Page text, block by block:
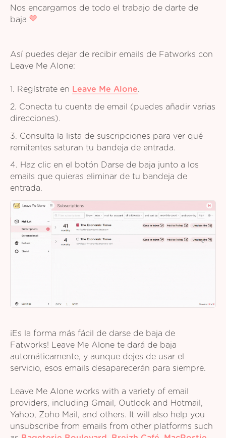
Nos encargamos de todo el trabajo de darte de
baja
Así puedes dejar de recibir emails de Fatworks con
Leave Me Alone:
1. Regístrate en Leave Me Alone.
2. Conecta tu cuenta de email (puedes añadir varias
direcciones).
3. Consulta la lista de suscripciones para ver qué
remitentes saturan tu bandeja de entrada.
4. Haz clic en el botón Darse de baja junto a los
emails que quieras eliminar de tu bandeja de
entrada.
¡Es la forma más fácil de darse de baja de
Fatworks! Leave Me Alone te dará de baja
automáticamente, y aunque dejes de usar el
servicio, esos emails desaparecerán para siempre.
Leave Me Alone works with a variety of email
providers, including Gmail, Outlook and Hotmail,
Yahoo, Zoho Mail, and others. It will also help you
unsubscribe from emails from other platforms such